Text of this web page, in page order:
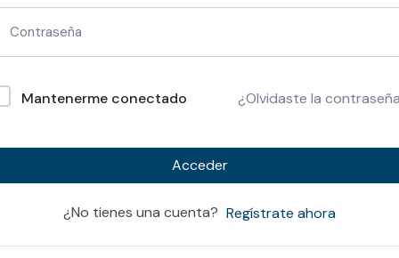
Mantenerme conectado ¿Olvidaste la
Acceder
¿No tienes una cuenta? Regístrate ahora